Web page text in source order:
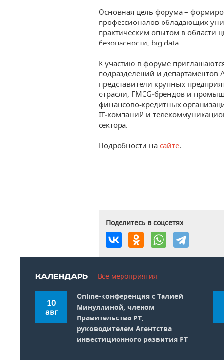
Основная цель форума –
профессионалов обладающих
практическим опытом в области
безопасности, big data.
К участию в форуме
подразделений и департаментов
представители крупных
отрасли, FMCG‑брендов и
финансово-кредитных
IT‑компаний и
сектора.
Подробности на сайте.
Поделитесь в соцсетях
КАЛЕНДАРЬ Все мероприятия
10
авг
Online-конференция c Талией
Минуллиной, членом
Правительства РТ,
руководителем Агентства
инвестиционного развития РТ